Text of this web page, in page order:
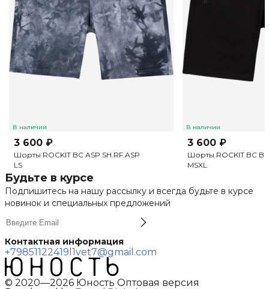
В наличии
3 600 ₽
Шорты ROCKIT BC ASP SH.RF.ASP
LS
В наличии
3 600 ₽
Шорты ROCKIT BC
MSXL
Будьте в курсе
Подпишитесь на нашу рассылку и всегда будьте в курсе
новинок и специальных предложений
Контактная информация
+79851122419 l1vet7@gmail.com
© 2020—2026 Юность Оптовая версия